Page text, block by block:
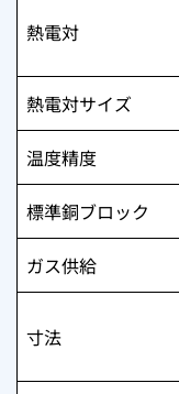
熱電対
熱電対サイズ
温度精度
標準銅ブロック
ガス供給
寸法